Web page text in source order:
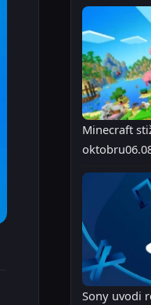
Minecraft
oktobru
Sony uvodi